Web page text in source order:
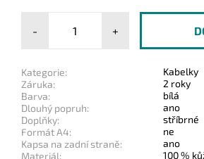
- +
Kategorie:
Kabelky
Záruka:
2 roky
Barva:
bílá
Dlouhý popruh:
ano
Doplňky:
stříbrné
Formát A4:
ne
Kapsa na zadní straně:
ano
Materiál:
100 %